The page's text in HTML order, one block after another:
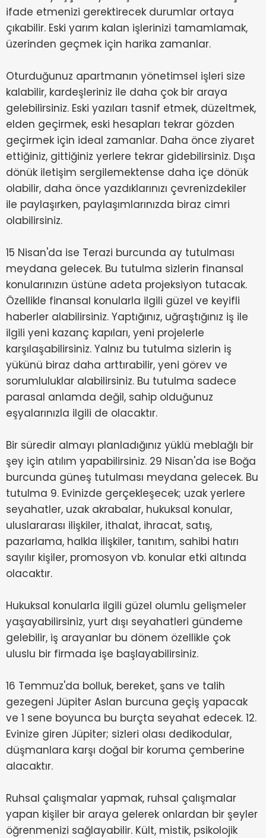
ifade etmenizi gerektirecek durumlar ortaya
çıkabilir. Eski yarım kalan işlerinizi tamamlamak,
üzerinden geçmek için harika zamanlar.
Oturduğunuz apartmanın yönetimsel işleri size
kalabilir, kardeşleriniz ile daha çok bir araya
gelebilirsiniz. Eski yazıları tasnif etmek, düzeltmek,
elden geçirmek, eski hesapları tekrar gözden
geçirmek için ideal zamanlar. Daha önce ziyaret
ettiğiniz, gittiğiniz yerlere tekrar gidebilirsiniz. Dışa
dönük iletişim sergilemektense daha içe dönük
olabilir, daha önce yazdıklarınızı çevrenizdekiler
ile paylaşırken, paylaşımlarınızda biraz cimri
olabilirsiniz.
15 Nisan'da ise Terazi burcunda ay tutulması
meydana gelecek. Bu tutulma sizlerin finansal
konularınızın üstüne adeta projeksiyon tutacak.
Özellikle finansal konularla ilgili güzel ve keyifli
haberler alabilirsiniz. Yaptığınız, uğraştığınız iş ile
ilgili yeni kazanç kapıları, yeni projelerle
karşılaşabilirsiniz. Yalnız bu tutulma sizlerin iş
yükünü biraz daha arttırabilir, yeni görev ve
sorumluluklar alabilirsiniz. Bu tutulma sadece
parasal anlamda değil, sahip olduğunuz
eşyalarınızla ilgili de olacaktır.
Bir süredir almayı planladığınız yüklü meblağlı bir
şey için atılım yapabilirsiniz. 29 Nisan'da ise Boğa
burcunda güneş tutulması meydana gelecek. Bu
tutulma 9. Evinizde gerçekleşecek; uzak yerlere
seyahatler, uzak akrabalar, hukuksal konular,
uluslararası ilişkiler, ithalat, ihracat, satış,
pazarlama, halkla ilişkiler, tanıtım, sahibi hatırı
sayılır kişiler, promosyon vb. konular etki altında
olacaktır.
Hukuksal konularla ilgili güzel olumlu gelişmeler
yaşayabilirsiniz, yurt dışı seyahatleri gündeme
gelebilir, iş arayanlar bu dönem özellikle çok
uluslu bir firmada işe başlayabilirsiniz.
16 Temmuz'da bolluk, bereket, şans ve talih
gezegeni Jüpiter Aslan burcuna geçiş yapacak
ve 1 sene boyunca bu burçta seyahat edecek. 12.
Evinize giren Jüpiter; sizleri olası dedikodular,
düşmanlara karşı doğal bir koruma çemberine
alacaktır.
Ruhsal çalışmalar yapmak, ruhsal çalışmalar
yapan kişiler bir araya gelerek onlardan bir şeyler
öğrenmenizi sağlayabilir. Kült, mistik, psikolojik